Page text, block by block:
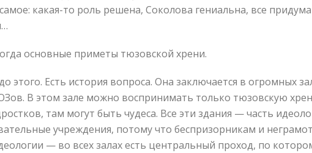
какая-то роль решена, Соколова гениальна, все
основные приметы тюзовской хрени.
этого. Есть история вопроса. Она заключается в огромных
В этом зале можно воспринимать только тюзовскую
там могут быть чудеса. Все эти здания — часть
учреждения, потому что беспризорникам и
— во всех залах есть центральный проход, по